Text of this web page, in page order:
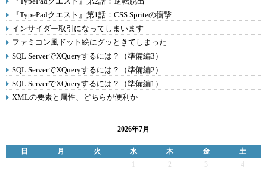
『TypePadクエスト』第1話：CSS Spriteの衝撃
インサイダー取引になってしまいます
ファミコン風ドット絵にグッときてしまった
SQL ServerでXQueryするには？（準備編3）
SQL ServerでXQueryするには？（準備編2）
SQL ServerでXQueryするには？（準備編1）
XMLの要素と属性、どちらが便利か
2026年7月
日 月 火 水 木 金
土
2 3
4